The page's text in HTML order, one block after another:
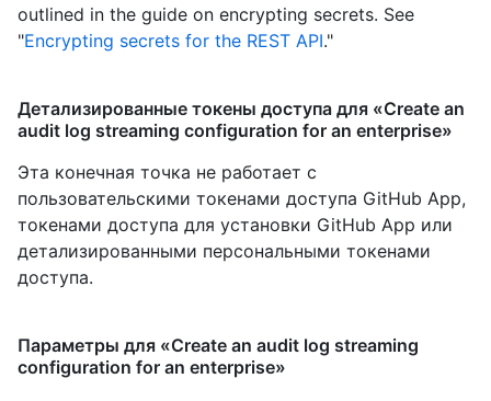
outlined in the guide on encrypting secrets. See
"Encrypting secrets for the REST API."
Детализированные токены доступа для «Create an
audit log streaming configuration for an enterprise»
Эта конечная точка не работает с
пользовательскими токенами доступа GitHub App,
токенами доступа для установки GitHub App или
детализированными персональными токенами
доступа.
Параметры для «Create an audit log streaming
configuration for an enterprise»